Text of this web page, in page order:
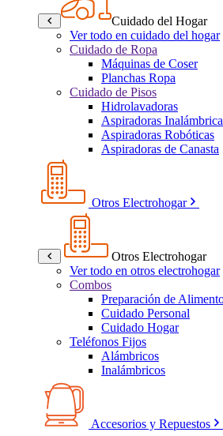
Cuidado del Hogar
Ver todo en cuidado del hogar
Cuidado de Ropa
Máquinas de Coser
Planchas Ropa
Cuidado de Pisos
Hidrolavadoras
Aspiradoras
Aspiradoras Robóticas
Aspiradoras de Canasta
Otros Electrohogar
Otros Electrohogar
Ver todo en otros electrohogar
Combos
Preparación de
Cuidado Personal
Cuidado Hogar
Teléfonos Fijos
Alámbricos
Inalámbricos
Accesorios y Repuestos